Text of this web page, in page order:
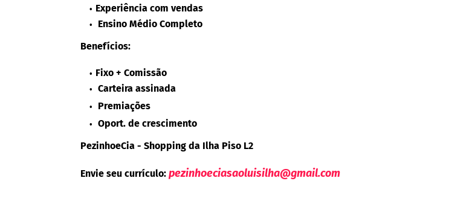
Experiência com vendas
Ensino Médio Completo
Benefícios:
Fixo + Comissão
Carteira assinada
Premiações
Oport. de crescimento
PezinhoeCia - Shopping da Ilha Piso L2
Envie seu currículo: pezinhoeciasaoluisilha@gmail.com